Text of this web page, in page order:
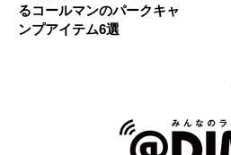
るコールマンのパークキャ
ンプアイテム6選